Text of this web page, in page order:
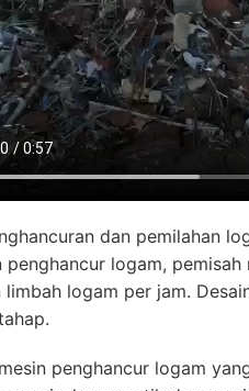
dan pemilahan
logam,
logam per jam.
penghancur logam